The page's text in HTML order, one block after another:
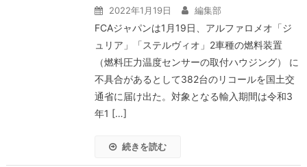
2022年1月19日 編集部
FCAジャパンは1月19日、アルファロメオ「ジ
ュリア」「ステルヴィオ」2車種の燃料装置
（燃料圧力温度センサーの取付ハウジング） に
不具合があるとして382台のリコールを国土交
通省に届け出た。対象となる輸入期間は令和3
年1 […]
続きを読む